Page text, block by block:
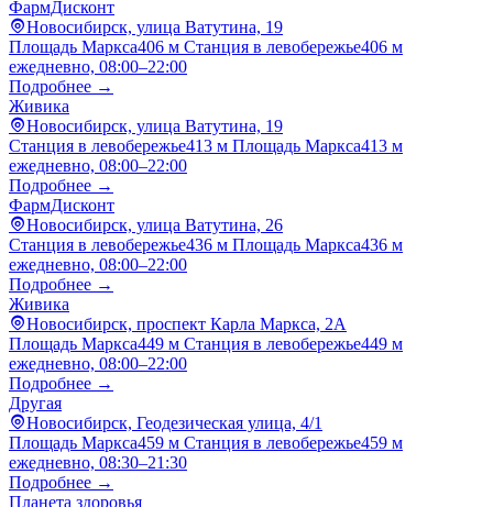
ФармДисконт
Новосибирск, улица Ватутина, 19
Площадь Маркса406 м Станция в левобережье406 м
ежедневно, 08:00–22:00
Подробнее →
Живика
Новосибирск, улица Ватутина, 19
Станция в левобережье413 м Площадь Маркса413 м
ежедневно, 08:00–22:00
Подробнее →
ФармДисконт
Новосибирск, улица Ватутина, 26
Станция в левобережье436 м Площадь Маркса436 м
ежедневно, 08:00–22:00
Подробнее →
Живика
Новосибирск, проспект Карла Маркса, 2А
Площадь Маркса449 м Станция в левобережье449 м
ежедневно, 08:00–22:00
Подробнее →
Другая
Новосибирск, Геодезическая улица, 4/1
Площадь Маркса459 м Станция в левобережье459 м
ежедневно, 08:30–21:30
Подробнее →
Планета здоровья